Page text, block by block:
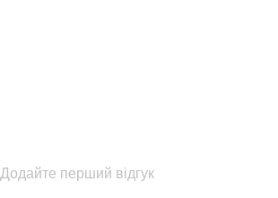
Додайте перший відгук